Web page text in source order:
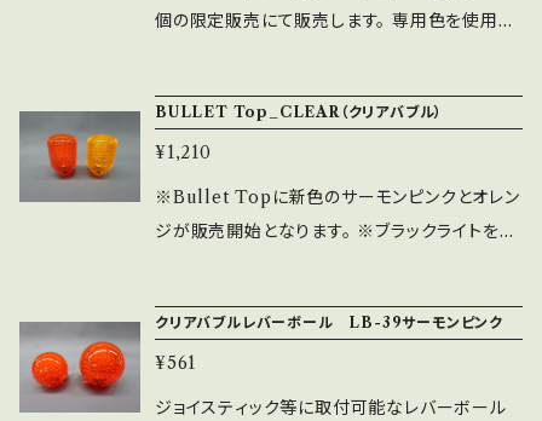
取っていただくと確認できます（日本語、英語、中
個の限定販売にて販売します。 専用色を使用し
BULLET Top_CLEAR（クリアバブル）
¥1,210
※Bullet Topに新色のサーモンピンクとオレン
ジが販売開始となります。 ※ブラックライトを当
合につきましては個体差があります事を予めご
了承ください。 ※取付穴径M6（通常のレバーボ
ールと同じ）になります。
クリアバブルレバーボール LB-39サーモンピンク
¥561
ジョイスティック等に取付可能なレバーボール